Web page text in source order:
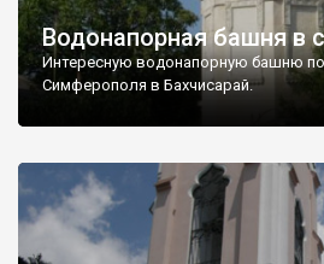
Водонапорная башня в
Интересную водонапорную башню
Симферополя в Бахчисарай.